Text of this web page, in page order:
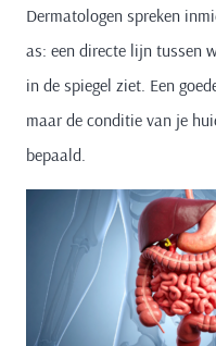
Dermatologen spreken
as: een directe lijn tussen
in de spiegel ziet. Een
maar de conditie van je
bepaald.